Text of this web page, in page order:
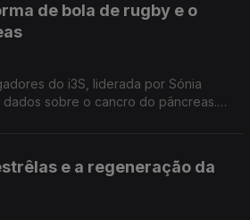
de bola de rugby e o
do i3S, liderada por Sónia
sobre o cancro do pâncreas.
e a regeneração da